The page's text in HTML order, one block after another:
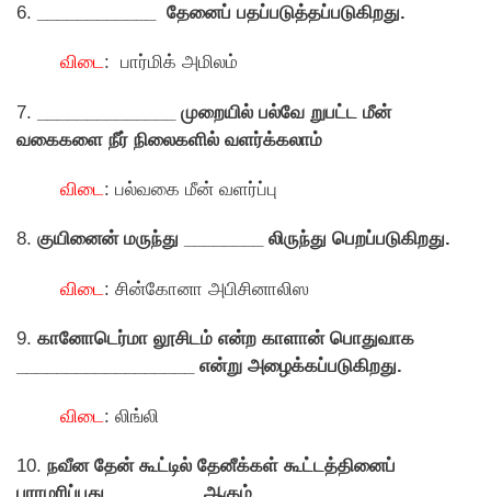
6. ____________ தேனைப் பதப்படுத்தப்படுகிறது.
விடை: பார்மிக் அமிலம்
7.
______________ முறையில் பல்வே றுபட்ட மீன்
வகைகளை நீர் நிலைகளில் வளர்க்கலாம்
விடை: பல்வகை மீன் வளர்ப்பு
8. குயினைன் மருந்து ________ லிருந்து பெறப்படுகிறது.
விடை : சின்காேனா அபிசினாலிஸ
9. கானோடெர்மா லூசிடம் என்ற காளான் பொதுவாக
__________________ என்று அழைக்கப்படுகிறது.
விடை : லிங்லி
10. நவீன தேன் கூட்டில் தேனீக்கள் கூட்டத்தினைப்